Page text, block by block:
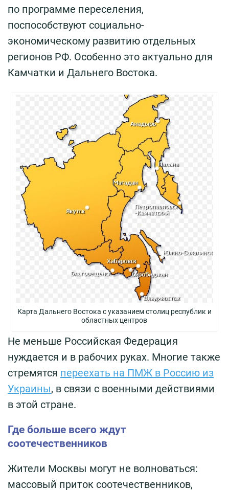
по программе переселения,
поспособствуют социально-
экономическому развитию отдельных
регионов РФ. Особенно это актуально для
Камчатки и Дальнего Востока.
Карта Дальнего Востока с указанием столиц республик и
областных центров
Не меньше Российская Федерация
нуждается и в рабочих руках. Многие также
стремятся переехать на ПМЖ в Россию из
Украины, в связи с военными действиями
в этой стране.
Где больше всего ждут
соотечественников
Жители Москвы могут не волноваться:
массовый приток соотечественников,